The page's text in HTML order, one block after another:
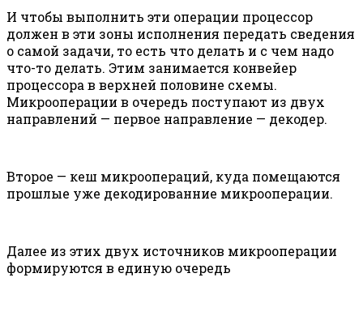
И чтобы выполнить эти операции процессор
должен в эти зоны исполнения передать сведения
о самой задачи, то есть что делать и с чем надо
что-то делать. Этим занимается конвейер
процессора в верхней половине схемы.
Микрооперации в очередь поступают из двух
направлений — первое направление — декодер.
Второе — кеш микроопераций, куда помещаются
прошлые уже декодированние микрооперации.
Далее из этих двух источников микрооперации
формируются в единую очередь